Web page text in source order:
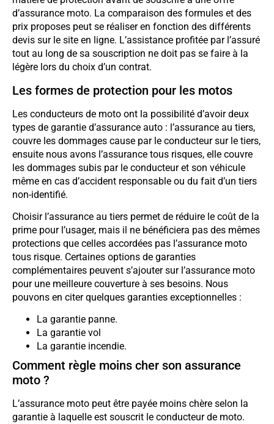
d’assurance moto. La comparaison des formules et des
prix proposes peut se réaliser en fonction des différents
devis sur le site en ligne. L’assistance profitée par l’assuré
tout au long de sa souscription ne doit pas se faire à la
légère lors du choix d’un contrat.
Les formes de protection pour les motos
Les conducteurs de moto ont la possibilité d’avoir deux
types de garantie d’assurance auto : l’assurance au tiers,
couvre les dommages cause par le conducteur sur le tiers,
ensuite nous avons l’assurance tous risques, elle couvre
les dommages subis par le conducteur et son véhicule
même en cas d’accident responsable ou du fait d’un tiers
non-identifié.
Choisir l’assurance au tiers permet de réduire le coût de la
prime pour l’usager, mais il ne bénéficiera pas des mêmes
protections que celles accordées pas l’assurance moto
tous risque. Certaines options de garanties
complémentaires peuvent s’ajouter sur l’assurance moto
pour une meilleure couverture à ses besoins. Nous
pouvons en citer quelques garanties exceptionnelles :
La garantie panne.
La garantie vol
La garantie incendie.
Comment règle moins cher son assurance
moto ?
L’assurance moto peut être payée moins chère selon la
garantie à laquelle est souscrit le conducteur de moto.